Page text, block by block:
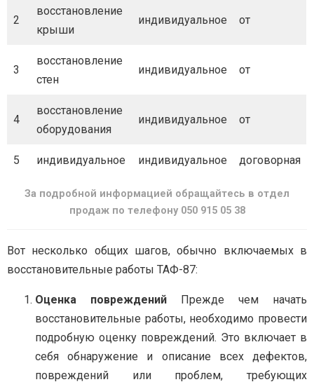
2
восстановление
крыши
индивидуальное от
3
восстановление
стен
индивидуальное от
4
восстановление
оборудования
индивидуальное от
5 индивидуальное индивидуальное договорная
За подробной информацией обращайтесь в отдел
продаж по телефону 050 915 05 38
Вот несколько общих шагов, обычно включаемых в
восстановительные работы ТАФ-87:
Оценка повреждений Прежде чем начать
восстановительные работы, необходимо провести
подробную оценку повреждений. Это включает в
себя обнаружение и описание всех дефектов,
повреждений или проблем, требующих